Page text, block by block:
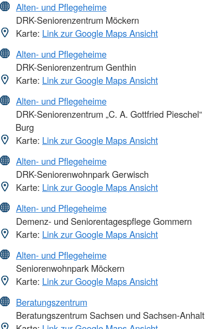
Alten- und Pflegeheime
DRK-Seniorenzentrum Möckern
Karte: Link zur Google Maps Ansicht
Alten- und Pflegeheime
DRK-Seniorenzentrum Genthin
Karte: Link zur Google Maps Ansicht
Alten- und Pflegeheime
DRK-Seniorenzentrum „C. A. Gottfried Pieschel“
Burg
Karte: Link zur Google Maps Ansicht
Alten- und Pflegeheime
DRK-Seniorenwohnpark Gerwisch
Karte: Link zur Google Maps Ansicht
Alten- und Pflegeheime
Demenz- und Seniorentagespflege Gommern
Karte: Link zur Google Maps Ansicht
Alten- und Pflegeheime
Seniorenwohnpark Möckern
Karte: Link zur Google Maps Ansicht
Beratungszentrum
Beratungszentrum Sachsen und Sachsen-Anhalt